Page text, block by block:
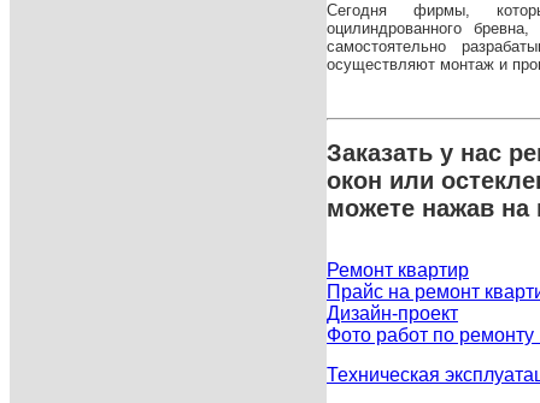
Сегодня фирмы,
оцилиндрованного
самостоятельно
осуществляют монтаж и
Заказать у нас
окон или
можете нажав
Ремонт квартир
Прайс на ремонт
Дизайн-проект
Фото работ по ремонту
Техническая